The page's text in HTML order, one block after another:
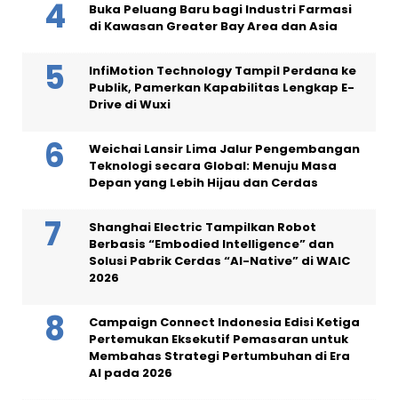
Buka Peluang Baru bagi Industri Farmasi
di Kawasan Greater Bay Area dan Asia
InfiMotion Technology Tampil Perdana ke
Publik, Pamerkan Kapabilitas Lengkap E-
Drive di Wuxi
Weichai Lansir Lima Jalur Pengembangan
Teknologi secara Global: Menuju Masa
Depan yang Lebih Hijau dan Cerdas
Shanghai Electric Tampilkan Robot
Berbasis “Embodied Intelligence” dan
Solusi Pabrik Cerdas “AI-Native” di WAIC
2026
Campaign Connect Indonesia Edisi Ketiga
Pertemukan Eksekutif Pemasaran untuk
Membahas Strategi Pertumbuhan di Era
AI pada 2026